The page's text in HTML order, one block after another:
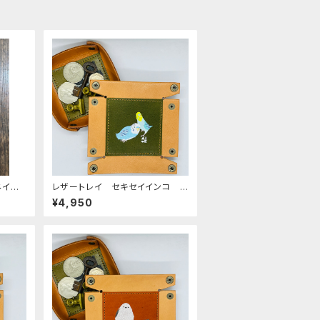
ビ
レザートレイ セキセイインコ ノ
ーマルブルー & レインボー G
reen グリーン せきせいいん
¥4,950